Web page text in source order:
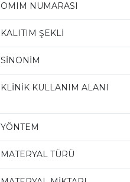
OMIM NUMARASI
KALITIM ŞEKLİ
SİNONİM
KLİNİK KULLANIM ALANI
YÖNTEM
MATERYAL TÜRÜ